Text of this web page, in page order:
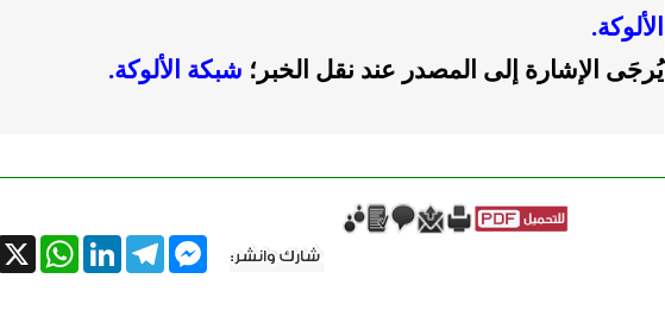
الألوكة.
يُرجَى الإشارة إلى المصدر عند نقل الخبر؛ شبكة الألوكة.
X LinkedInTelegram
Messenger